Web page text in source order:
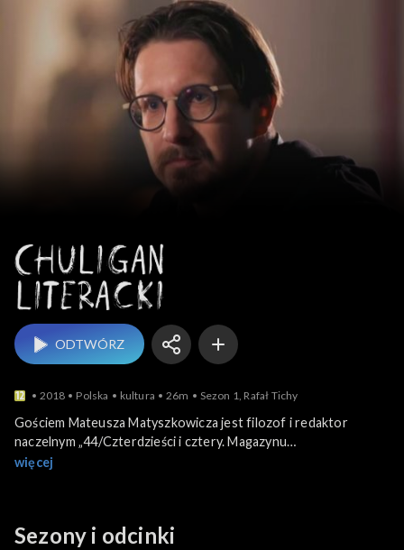
Chuligan literacki
ODTWÓRZ
2018 Polska kultura 26m Sezon 1, Rafał Tichy
Gościem Mateusza Matyszkowicza jest filozof i redaktor
naczelnym „44/Czterdzieści i cztery. Magazynu
apokaliptycznego” Rafał Tichy. Rozmowa toczy się wokół wizji
więcej
Sezony i odcinki